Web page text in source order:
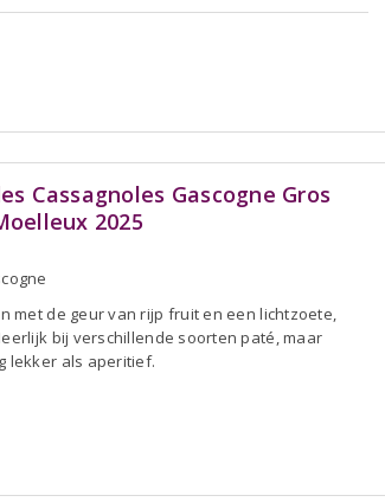
Cassagnoles Gascogne Gros
2025
met de geur van rijp fruit en een lichtzoete,
bij verschillende soorten paté, maar
lekker als aperitief.